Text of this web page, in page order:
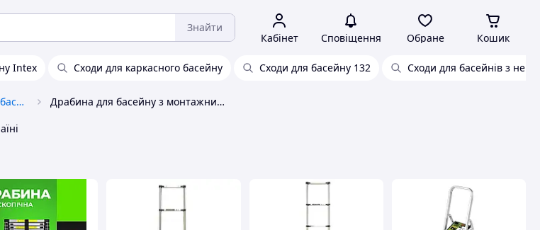
Знайти
Кабінет Сповіщення Обране Кошик
Intex Сходи для каркасного басейну Сходи для басейну 132 Сходи для басейнів з
Обладнання та аксесуари для басейнів Драбина для басейну з монтажними елементами